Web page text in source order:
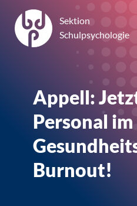
Sektion
Schulpsychologie
Appell:
Personal im
Burnout!